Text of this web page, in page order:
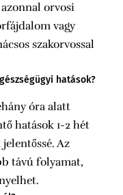
azonnal orvosi
vagy
szakorvossal
hatások?
óra alatt
hatások 1-2 hét
Az
távú folyamat,